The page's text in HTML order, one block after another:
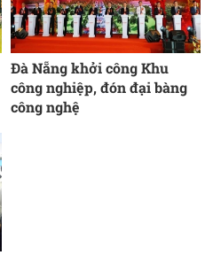
Đà Nẵng khởi công Khu
công nghiệp, đón đại bàng
công nghệ